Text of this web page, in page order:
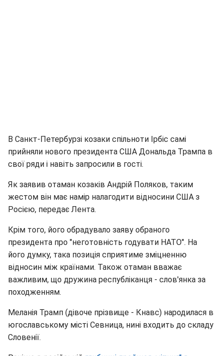
В Санкт-Петербурзі козаки спільноти Ірбіс самі
прийняли нового президента США Дональда Трампа в
свої ряди і навіть запросили в гості.
Як заявив отаман козаків Андрій Поляков, таким
жестом він має намір налагодити відносини США з
Росією, передає Лента.
Крім того, його обрадувало заяву обраного
президента про "неготовність годувати НАТО". На
його думку, така позиція сприятиме зміцненню
відносин між країнами. Також отаман вважає
важливим, що дружина республіканця - слов'янка за
походженням.
Меланія Трамп (дівоче прізвище - Кнавс) народилася в
югославському місті Севница, нині входить до складу
Словенії.